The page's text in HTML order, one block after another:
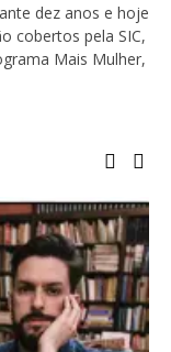
dez anos e hoje
cobertos pela SIC,
Mais Mulher,